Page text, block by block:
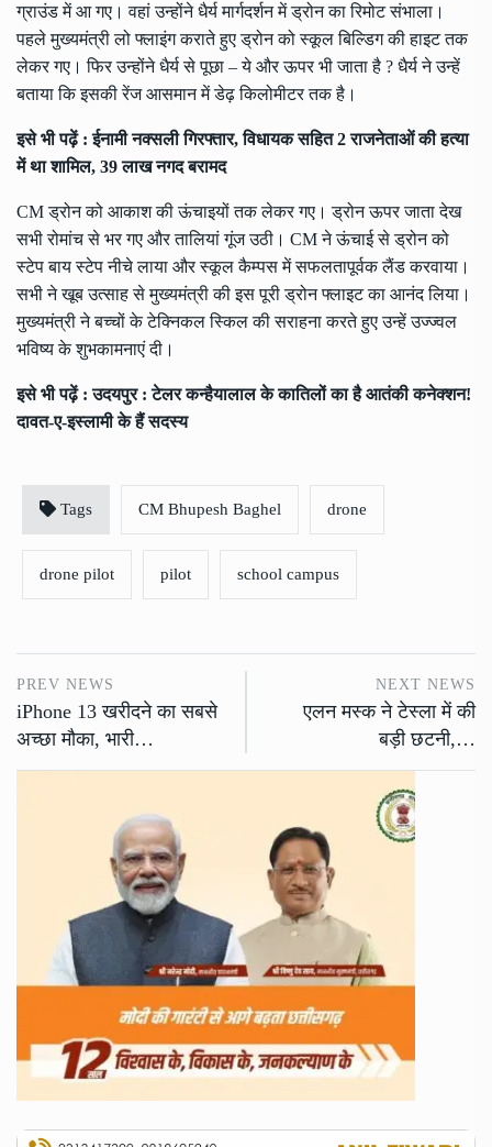
ग्राउंड में आ गए। वहां उन्होंने धैर्य मार्गदर्शन में ड्रोन का रिमोट संभाला।
पहले मुख्यमंत्री लो फ्लाइंग कराते हुए ड्रोन को स्कूल बिल्डिग की हाइट तक
लेकर गए। फिर उन्होंने धैर्य से पूछा – ये और ऊपर भी जाता है ? धैर्य ने उन्हें
बताया कि इसकी रेंज आसमान में डेढ़ किलोमीटर तक है।
इसे भी पढ़ें :ईनामी नक्सली गिरफ्तार, विधायक सहित 2 राजनेताओं की हत्या
में था शामिल, 39 लाख नगद बरामद
CM ड्रोन को आकाश की ऊंचाइयों तक लेकर गए। ड्रोन ऊपर जाता देख
सभी रोमांच से भर गए और तालियां गूंज उठी। CM ने ऊंचाई से ड्रोन को
स्टेप बाय स्टेप नीचे लाया और स्कूल कैम्पस में सफलतापूर्वक लैंड करवाया।
सभी ने खूब उत्साह से मुख्यमंत्री की इस पूरी ड्रोन फ्लाइट का आनंद लिया।
मुख्यमंत्री ने बच्चों के टेक्निकल स्किल की सराहना करते हुए उन्हें उज्ज्वल
भविष्य के शुभकामनाएं दी।
इसे भी पढ़ें :उदयपुर : टेलर कन्हैयालाल के कातिलों का है आतंकी कनेक्शन!
दावत-ए-इस्लामी के हैं सदस्य
Tags CM Bhupesh Baghel drone
drone pilot pilot school campus
PREV NEWS
iPhone 13 खरीदने का सबसे
अच्छा मौका, भारी…
NEXT NEWS
एलन मस्क ने टेस्ला में की
बड़ी छटनी,…